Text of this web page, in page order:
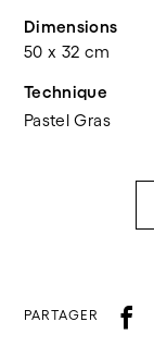
Dimensions
50 x 32 cm
Technique
Pastel Gras
PARTAGER f